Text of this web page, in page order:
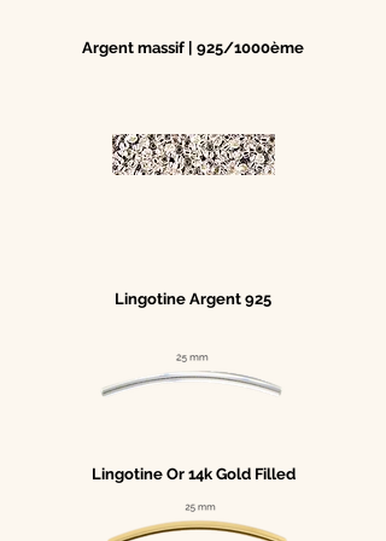
Argent massif | 925/1000ème
Lingotine Argent 925
Lingotine Or 14k Gold Filled